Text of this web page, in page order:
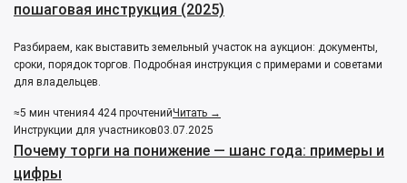
пошаговая инструкция (2025)
Разбираем, как выставить земельный участок на аукцион: документы,
сроки, порядок торгов. Подробная инструкция с примерами и советами
для владельцев.
≈5 мин чтения4 424 прочтенийЧитать →
Инструкции для участников03.07.2025
Почему торги на понижение — шанс года: примеры и
цифры